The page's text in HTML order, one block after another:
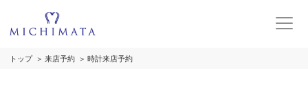
トップ 来店予約 時計来店予約